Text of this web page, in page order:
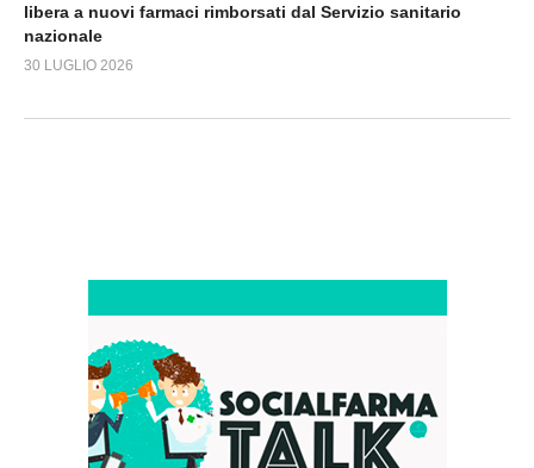
libera a nuovi farmaci rimborsati dal Servizio sanitario
nazionale
30 LUGLIO 2026